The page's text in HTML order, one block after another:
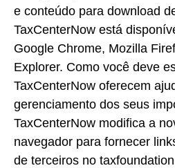
e conteúdo para download
TaxCenterNow está
Google Chrome, Mozilla
Explorer. Como você deve
TaxCenterNow oferecem
gerenciamento dos seus
TaxCenterNow modifica a
navegador para fornecer
de terceiros no